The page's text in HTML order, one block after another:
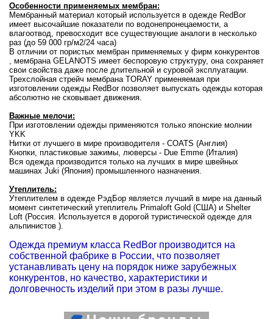
Особенности применяемых мембран:
Мембранный материал который используется в одежде RedBor
имеет высочайшие показатели по водонепронецаемости, а
влагоотвод, превосходит все существующие аналоги в несколько
раз (до 59 000 гр/м2/24 часа)
В отличии от пористых мембран применяемых у фирм конкурентов
, мембрана GELANOTS имеет беспоровую структуру, она сохраняет
свои свойства даже после длительной и суровой эксплуатации.
Трехслойная стрейч мембрана TORAY применяемая при
изготовлении одежды RedBor позволяет выпускать одежды которая
абсолютно не сковывает движения.
Важные мелочи:
При изготовлении одежды применяются только японские молнии
YKK
Нитки от лучшего в мире производителя - COATS (Англия)
Кнопки, пластиковые зажимы, люверсы - Due Emme (Италия)
Вся одежда производится только на лучших в мире швейных
машинах Juki (Япония) промышленного назначения.
Утеплитель:
Утеплителем в одежде РэдБор является лучший в мире на данный
момент синтетический утеплитель Primaloft Gold (США) и Shelter
Loft (Россия. Используется в дорогой туристической одежде для
альпинистов ).
Одежда премиум класса RedBor производится на
собственной фабрике в России, что позволяет
устанавливать цену на порядок ниже зарубежных
конкурентов, но качество, характеристики и
долговечность изделий при этом в разы лучше.